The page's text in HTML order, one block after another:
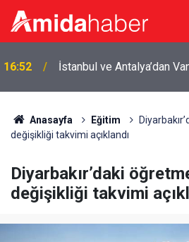
16:22 Süper Lig'e hazırlanan
Anasayfa Eğitim
değişikliği takvimi açıklandı
Diyarbakır’daki
değişikliği takvimi